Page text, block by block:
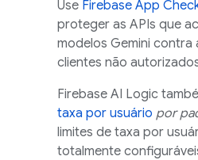
Use Firebase App
proteger as APIs que
modelos Gemini contra
clientes não
Firebase AI Logic
taxa por usuário por
limites de taxa por
totalmente